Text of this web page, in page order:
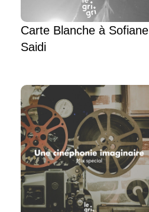
Carte Blanche à Sofiane
Saidi